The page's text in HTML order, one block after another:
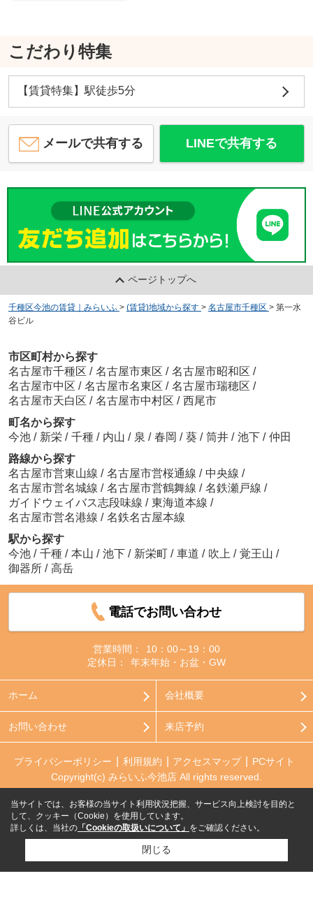
こだわり特集
【賃貸特集】駅徒歩5分
メールで共有する LINEで共有する
ページトップへ
千種区今池の賃貸｜みらいふ > (賃貸)地域から探す > 名古屋市千種区 > 第一水
谷ビル
市区町村から探す
名古屋市千種区 / 名古屋市東区 / 名古屋市昭和区 /
名古屋市中区 / 名古屋市名東区 / 名古屋市瑞穂区 /
名古屋市天白区 / 名古屋市中村区 / 西尾市
町名から探す
今池 / 新栄 / 千種 / 内山 / 泉 / 春岡 / 葵 / 筒井 / 池下 / 仲田
路線から探す
名古屋市営東山線 / 名古屋市営桜通線 / 中央線 /
名古屋市営名城線 / 名古屋市営鶴舞線 / 名鉄瀬戸線 /
ガイドウェイバス志段味線 / 東海道本線 /
名古屋市営名港線 / 名鉄名古屋本線
駅から探す
今池 / 千種 / 本山 / 池下 / 新栄町 / 車道 / 吹上 / 覚王山 /
御器所 / 高岳
電話でお問い合わせ
営業時間：
10：00～19：00
定休日：
年末年始・お盆・GW
ホーム 会社概要
お問い合わせ 来店予約
プライバシーポリシー 利用規約 アクセスマップ
PCサイト
Copyright(c) みらいふ今池店 All rights reserved.
当サイトでは、お客様の当サイト利用状況把握、サービス向上検討を目的と
して、クッキー（Cookie）を使用しています。
詳しくは、当社の 「Cookieの取扱いについて」 をご確認ください。
閉じる